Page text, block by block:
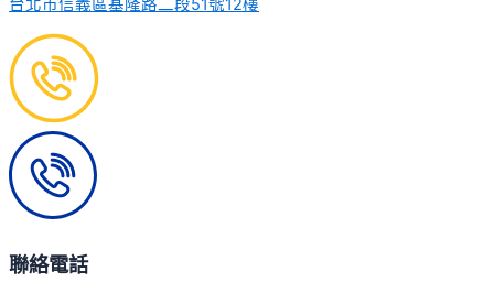
台北市信義區基隆路二段51號12樓
聯絡電話